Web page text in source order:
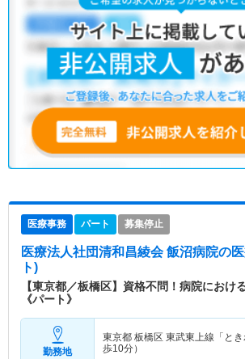
医療事務 パート 募集停止
医療法人社団清和昌綾会 飯沼病院の
ト)
【東京都／板橋区】資格不問！病院におけ
《パート》
勤務地
東京都 板橋区 東武東上線「と
歩10分）